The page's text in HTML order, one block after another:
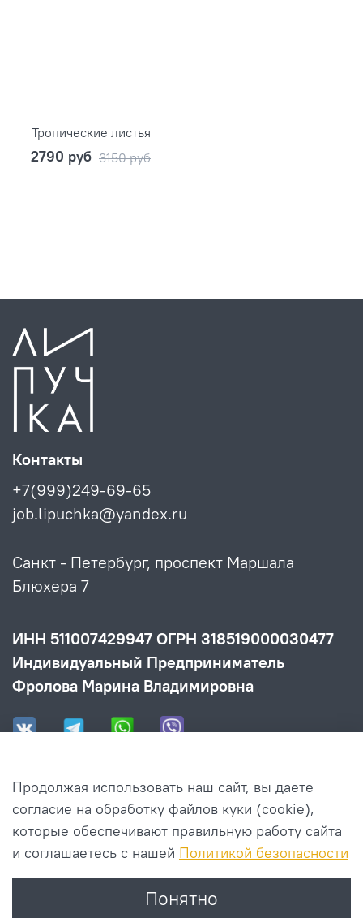
Тропические листья
2790 руб 3150 руб
Информация
Клиенту
Контакты
+7(999)249-69-65
job.lipuchka@yandex.ru
Санкт - Петербург, проспект Маршала
Блюхера 7
ИНН 511007429947 ОГРН 318519000030477
Индивидуальный Предприниматель
Фролова Марина Владимировна
Продолжая использовать наш сайт, вы даете
согласие на обработку файлов куки (cookie),
которые обеспечивают правильную работу сайта
и соглашаетесь с нашей Политикой безопасности
Понятно